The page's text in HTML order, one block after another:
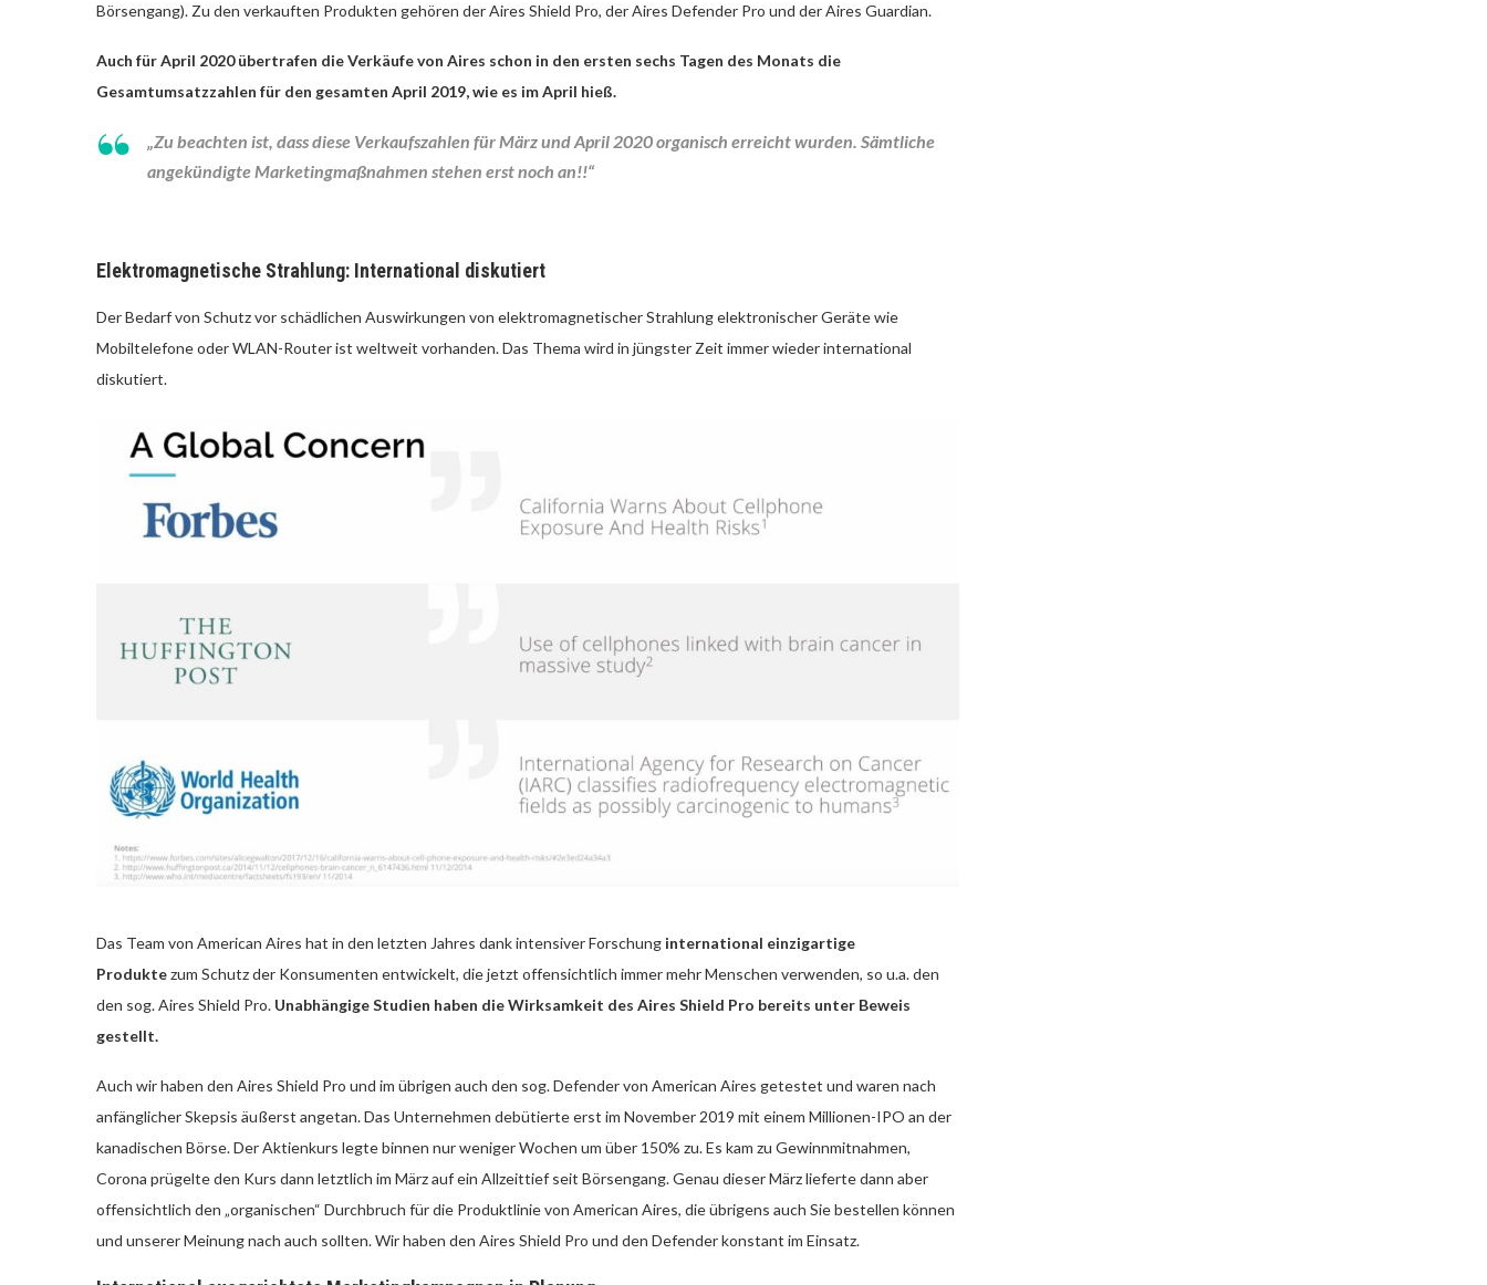
Börsengang). Zu den verkauften Produkten gehören der Aires Shield Pro, der Aires Defender Pro und der Aires Guardian.
Auch für April 2020 übertrafen die Verkäufe von Aires schon in den ersten sechs Tagen des Monats die
Gesamtumsatzzahlen für den gesamten April 2019, wie es im April hieß.
„Zu beachten ist, dass diese Verkaufszahlen für März und April 2020 organisch erreicht wurden. Sämtliche
angekündigte Marketingmaßnahmen stehen erst noch an!!“
Elektromagnetische Strahlung: International diskutiert
Der Bedarf von Schutz vor schädlichen Auswirkungen von elektromagnetischer Strahlung elektronischer Geräte wie
Mobiltelefone oder WLAN-Router ist weltweit vorhanden. Das Thema wird in jüngster Zeit immer wieder international
diskutiert.
Das Team von American Aires hat in den letzten Jahres dank intensiver Forschung international einzigartige
Produktezum Schutz der Konsumenten entwickelt, die jetzt offensichtlich immer mehr Menschen verwenden, so u.a. den
den sog. Aires Shield Pro. Unabhängige Studien haben die Wirksamkeit des Aires Shield Pro bereits unter Beweis
gestellt.
Auch wir haben den Aires Shield Pro und im übrigen auch den sog. Defender von American Aires getestet und waren nach
anfänglicher Skepsis äußerst angetan. Das Unternehmen debütierte erst im November 2019 mit einem Millionen-IPO an der
kanadischen Börse. Der Aktienkurs legte binnen nur weniger Wochen um über 150% zu. Es kam zu Gewinnmitnahmen,
Corona prügelte den Kurs dann letztlich im März auf ein Allzeittief seit Börsengang. Genau dieser März lieferte dann aber
offensichtlich den „organischen“ Durchbruch für die Produktlinie von American Aires, die übrigens auch Sie bestellen können
und unserer Meinung nach auch sollten. Wir haben den Aires Shield Pro und den Defender konstant im Einsatz.